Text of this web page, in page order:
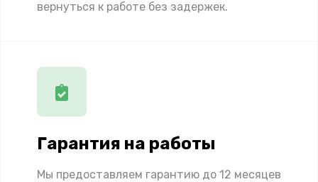
вернуться к работе без задержек.
Гарантия на работы
Мы предоставляем гарантию до 12 месяцев